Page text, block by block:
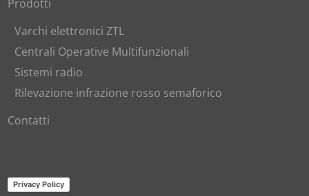
Prodotti
Varchi elettronici ZTL
Centrali Operative Multifunzionali
Sistemi radio
Rilevazione infrazione rosso semaforico
Contatti
Privacy Policy